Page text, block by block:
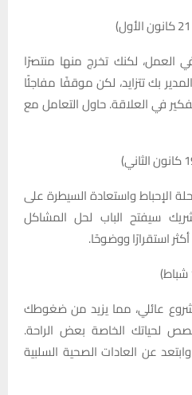
لكنك تخرج منها منتصرًا
بك تتزايد، لكن موقفًا مفاجئًا
في العلاقة. حاول التعامل مع
الإحباط واستعادة السيطرة على
سيفتح الباب لحل المشاكل
استقرارًا ووضوحًا.
عائلي، مما يزيد من ضغوطك
لحياتك الخاصة بعض الراحة.
عن العادات الصحية السلبية